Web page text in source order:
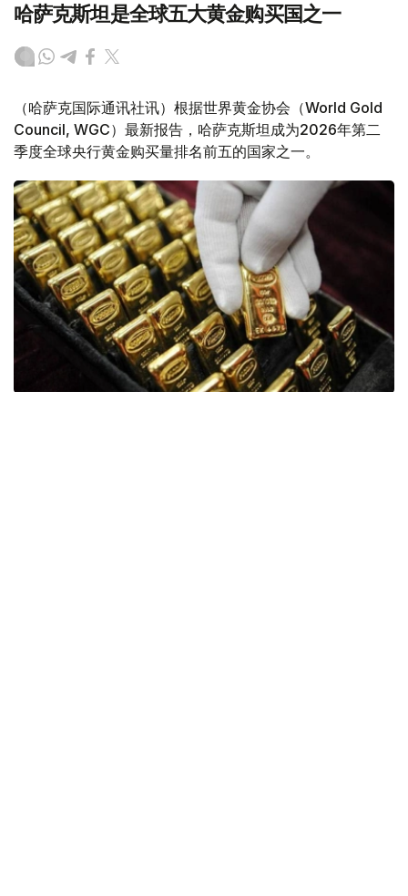
哈萨克斯坦是全球五大黄金购买国之一
（哈萨克国际通讯社讯）根据世界黄金协会（World Gold
Council, WGC）最新报告，哈萨克斯坦成为2026年第二
季度全球央行黄金购买量排名前五的国家之一。